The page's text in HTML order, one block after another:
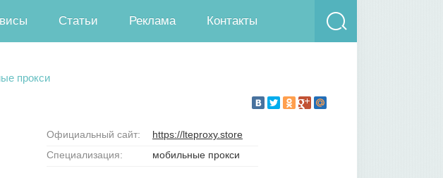
Статьи Реклама Контакты
прокси
Официальный сайт:
https://lteproxy.store
Специализация:
мобильные прокси